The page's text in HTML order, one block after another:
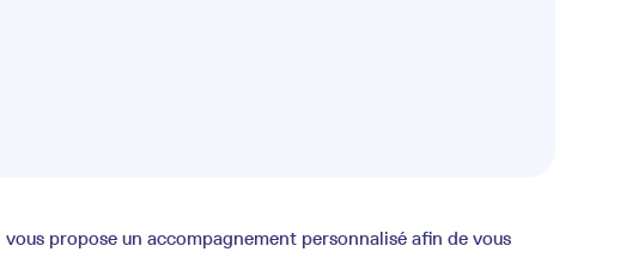
propose un accompagnement personnalisé afin de vous